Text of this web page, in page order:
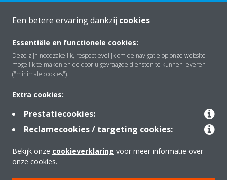
Oplossingen
Contact
Tools
Een betere ervaring dankzij cookies
Essentiële en functionele cookies:
Deze zijn noodzakelijk, respectievelijk om de navigatie op onze website
mogelijk te maken en de door u gevraagde diensten te kunnen leveren
("minimale cookies").
Extra cookies:
Prestatiecookies:
Reclamecookies / targeting cookies:
Bekijk onze cookieverklaring voor meer informatie over
onze cookies.